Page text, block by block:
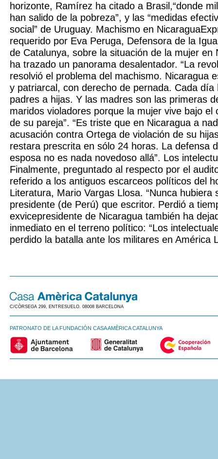
horizonte, Ramírez ha citado a Brasil,“donde
han salido de la pobreza”, y las “medidas
social” de Uruguay. Machismo en
requerido por Eva Peruga, Defensora de la
de Catalunya, sobre la situación de la mujer en
ha trazado un panorama desalentador. “La
resolvió el problema del machismo. Nicaragua
y patriarcal, con derecho de pernada. Cada día
padres a hijas. Y las madres son las primeras
maridos violadores porque la mujer vive bajo el
de su pareja”. “Es triste que en Nicaragua a
acusación contra Ortega de violación de su
restara prescrita en sólo 24 horas. La defensa
esposa no es nada novedoso allá”. Los
Finalmente, preguntado al respecto por el
referido a los antiguos escarceos políticos del
Literatura, Mario Vargas Llosa. “Nunca hubiera
presidente (de Perú) que escritor. Perdió a
exvicepresidente de Nicaragua también ha
inmediato en el terreno político: “Los
perdido la batalla ante los militares en América
C/CÒRSEGA 299, ENTRESUELO. 08008 BARCELONA
PATRONATO DE LA FUNDACIÓN CASA AMÈRICA CATALUNYA